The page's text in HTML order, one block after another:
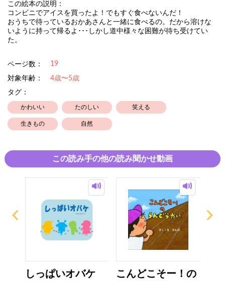
この絵本の説明：
コンビニでアイスを買ったよ！でもすぐ食べないんだ！
おうちで待っているおかあさんと一緒に食べるの。だから溶けな
いように持って帰るよ･･･しかし道中様々な困難が待ち受けてい
た。
ページ数： 19
対象年齢：
4歳〜5歳
タグ：
かわいい たのしい 笑える
生きもの 自然
この読み手の他の読み聞かせ動画
しっぱいオバケ
こんどこそー！の